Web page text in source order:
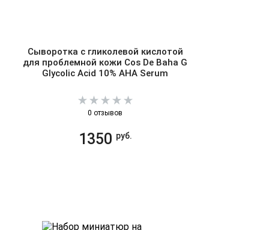
Сыворотка c гликолевой кислотой
для проблемной кожи Cos De Baha G
Glycolic Acid 10% AHA Serum
0 отзывов
1350 руб.